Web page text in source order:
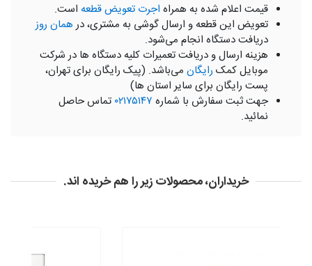
قیمت اعلام شده به همراه اجرت تعویض قطعه است.
تعویض این قطعه و ارسال گوشی به مشتری، درهمان روز
دریافت دستگاه انجام می‌شود.
هزینه ارسال و دریافت تعمیرات کلیه دستگاه ها در شرکت
موبایل کمک رایگان می‌باشد. (پیک رایگان برای تهران،
پست رایگان برای سایر استان ها)
جهت ثبت سفارش با شماره ۰۲۱۷۵۱۴۷ تماس حاصل
نمائید.
خریداران، محصولات زیر را هم خریده اند.